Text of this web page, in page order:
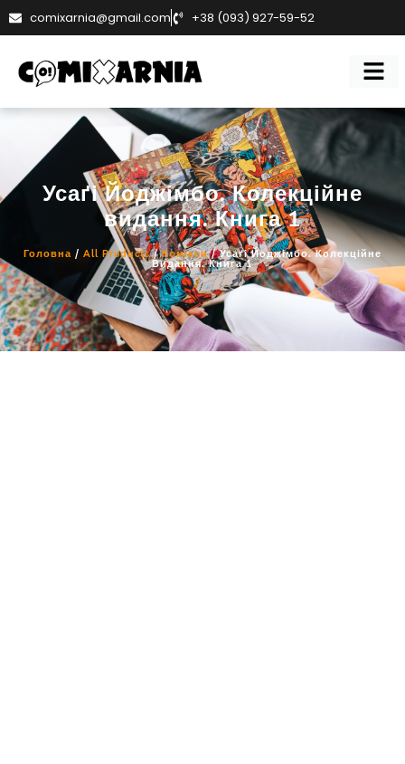
comixarnia@gmail.com +38 (093) 927-59-52
Усаґі Йоджімбо. Колекційне
видання. Книга 1
Головна / All Products/Комікси/ Усаґі Йоджімбо. Колекційне
Видання. Книга 1